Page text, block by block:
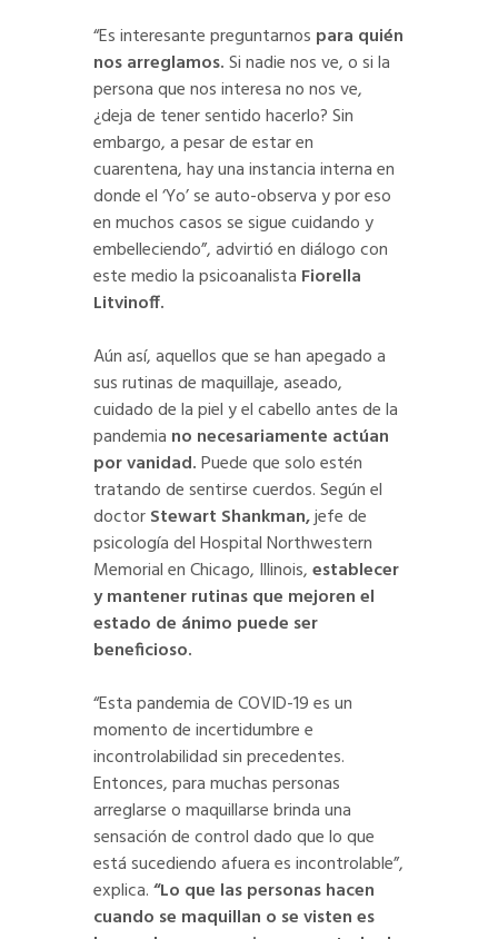
“Es interesante preguntarnos para quién
nos arreglamos.Si nadie nos ve, o si la
persona que nos interesa no nos ve,
¿deja de tener sentido hacerlo? Sin
embargo, a pesar de estar en
cuarentena, hay una instancia interna en
donde el ‘Yo’ se auto-observa y por eso
en muchos casos se sigue cuidando y
embelleciendo”, advirtió en diálogo con
este medio la psicoanalista Fiorella
Litvinoff.
Aún así, aquellos que se han apegado a
sus rutinas de maquillaje, aseado,
cuidado de la piel y el cabello antes de la
pandemia no necesariamente actúan
por vanidad.Puede que solo estén
tratando de sentirse cuerdos. Según el
doctorStewart Shankman,jefe de
psicología del Hospital Northwestern
Memorial en Chicago, Illinois,establecer
y mantener rutinas que mejoren el
estado de ánimo puede ser
beneficioso.
“Esta pandemia de COVID-19 es un
momento de incertidumbre e
incontrolabilidad sin precedentes.
Entonces, para muchas personas
arreglarse o maquillarse brinda una
sensación de control dado que lo que
está sucediendo afuera es incontrolable”,
explica.“Lo que las personas hacen
cuando se maquillan o se visten es